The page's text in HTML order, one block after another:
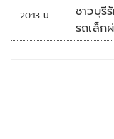
20:13 น.
ชาวบุรี
รถเล็ก